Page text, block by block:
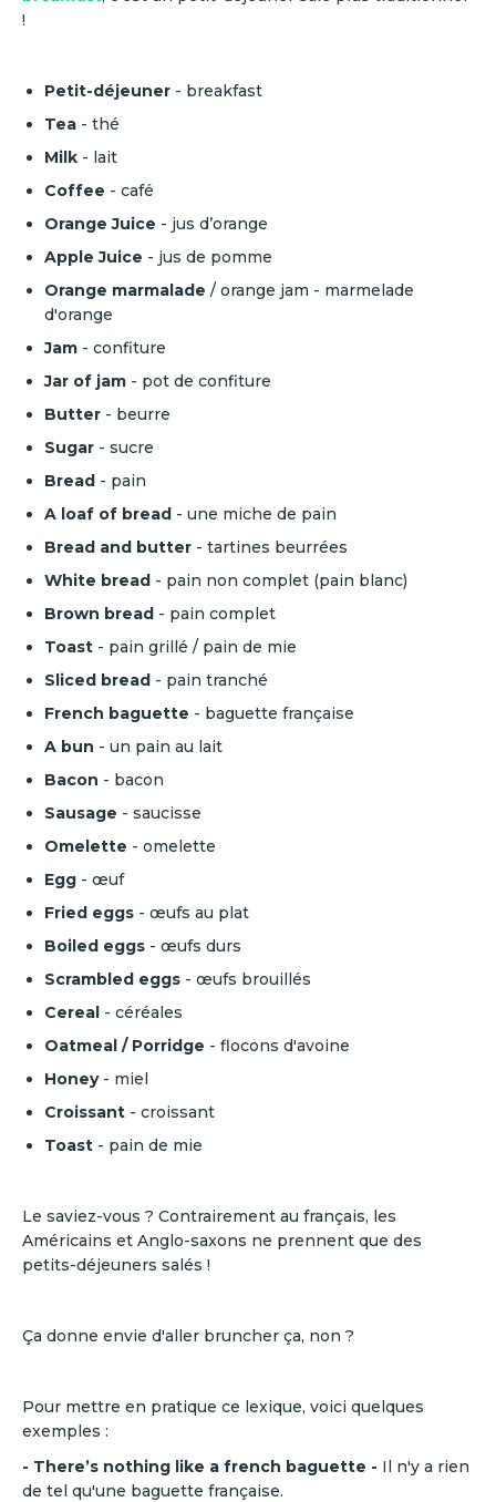
!
Petit-déjeuner - breakfast
Tea - thé
Milk - lait
Coffee - café
Orange Juice - jus d’orange
Apple Juice - jus de pomme
Orange marmalade / orange jam - marmelade
d'orange
Jam - confiture
Jar of jam - pot de confiture
Butter - beurre
Sugar - sucre
Bread - pain
A loaf of bread - une miche de pain
Bread and butter - tartines beurrées
White bread - pain non complet (pain blanc)
Brown bread - pain complet
Toast - pain grillé / pain de mie
Sliced bread - pain tranché
French baguette - baguette française
A bun - un pain au lait
Bacon - bacon
Sausage - saucisse
Omelette - omelette
Egg - œuf
Fried eggs - œufs au plat
Boiled eggs - œufs durs
Scrambled eggs - œufs brouillés
Cereal - céréales
Oatmeal / Porridge - flocons d'avoine
Honey - miel
Croissant - croissant
Toast - pain de mie
Le saviez-vous ? Contrairement au français, les
Américains et Anglo-saxons ne prennent que des
petits-déjeuners salés !
Ça donne envie d'aller bruncher ça, non ?
Pour mettre en pratique ce lexique, voici quelques
exemples :
- There’s nothing like a french baguette - Il n'y a rien
de tel qu'une baguette française.